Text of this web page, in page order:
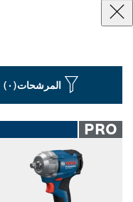
المرشحات(٠)
PRO